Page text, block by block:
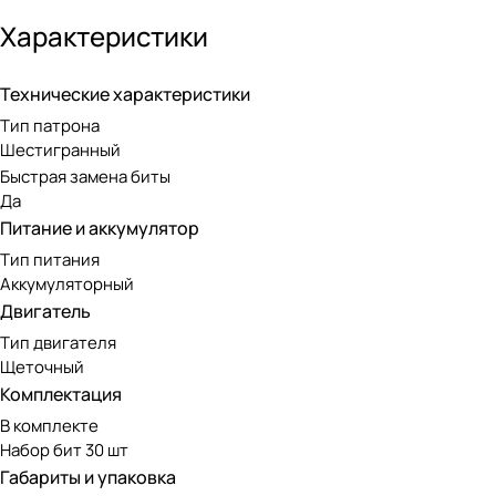
максимальный крутящий момент — 5 Нм.
работы в зависимости от материала и крепежа.
мм позволит использовать любые шестигранные биты, а в
модели — всего 0,32 кг, что обеспечивает комфортную
Характеристики
Технические характеристики
Тип патрона
Шестигранный
Быстрая замена биты
Да
Питание и аккумулятор
Тип питания
Аккумуляторный
Двигатель
Тип двигателя
Щеточный
Комплектация
В комплекте
Набор бит 30 шт
Габариты и упаковка